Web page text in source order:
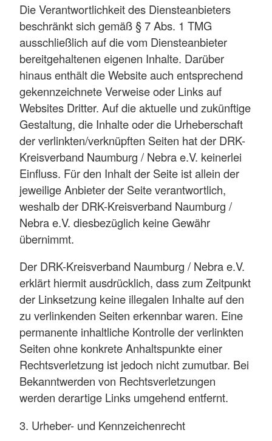
Die Verantwortlichkeit des Diensteanbieters
beschränkt sich gemäß § 7 Abs. 1 TMG
ausschließlich auf die vom Diensteanbieter
bereitgehaltenen eigenen Inhalte. Darüber
hinaus enthält die Website auch entsprechend
gekennzeichnete Verweise oder Links auf
Websites Dritter. Auf die aktuelle und zukünftige
Gestaltung, die Inhalte oder die Urheberschaft
der verlinkten/verknüpften Seiten hat der DRK-
Kreisverband Naumburg / Nebra e.V. keinerlei
Einfluss. Für den Inhalt der Seite ist allein der
jeweilige Anbieter der Seite verantwortlich,
weshalb der DRK-Kreisverband Naumburg /
Nebra e.V. diesbezüglich keine Gewähr
übernimmt.
Der DRK-Kreisverband Naumburg / Nebra e.V.
erklärt hiermit ausdrücklich, dass zum Zeitpunkt
der Linksetzung keine illegalen Inhalte auf den
zu verlinkenden Seiten erkennbar waren. Eine
permanente inhaltliche Kontrolle der verlinkten
Seiten ohne konkrete Anhaltspunkte einer
Rechtsverletzung ist jedoch nicht zumutbar. Bei
Bekanntwerden von Rechtsverletzungen
werden derartige Links umgehend entfernt.
3. Urheber- und Kennzeichenrecht